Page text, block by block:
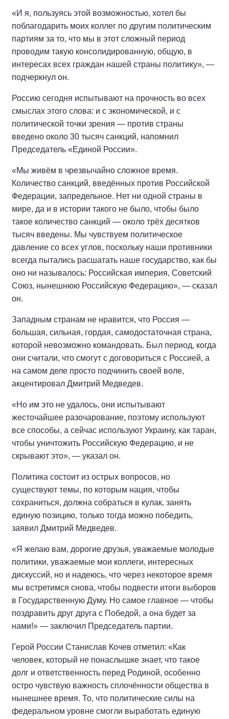
«И я, пользуясь этой возможностью, хотел бы
поблагодарить моих коллег по другим политическим
партиям за то, что мы в этот сложный период
проводим такую консолидированную, общую, в
интересах всех граждан нашей страны политику», —
подчеркнул он.
Россию сегодня испытывают на прочность во всех
смыслах этого слова: и с экономической, и с
политической точки зрения — против страны
введено около 30 тысяч санкций, напомнил
Председатель «Единой России».
«Мы живём в чрезвычайно сложное время.
Количество санкций, введённых против Российской
Федерации, запредельное. Нет ни одной страны в
мире, да и в истории такого не было, чтобы было
такое количество санкций — около трёх десятков
тысяч введены. Мы чувствуем политическое
давление со всех углов, поскольку наши противники
всегда пытались расшатать наше государство, как бы
оно ни называлось: Российская империя, Советский
Союз, нынешнюю Российскую Федерацию», — сказал
он.
Западным странам не нравится, что Россия —
большая, сильная, гордая, самодостаточная страна,
которой невозможно командовать. Был период, когда
они считали, что смогут с договориться с Россией, а
на самом деле просто подчинить своей воле,
акцентировал Дмитрий Медведев.
«Но им это не удалось, они испытывают
жесточайшее разочарование, поэтому используют
все способы, а сейчас используют Украину, как таран,
чтобы уничтожить Российскую Федерацию, и не
скрывают это», — указал он.
Политика состоит из острых вопросов, но
существуют темы, по которым нация, чтобы
сохраниться, должна собраться в кулак, занять
единую позицию, только тогда можно победить,
заявил Дмитрий Медведев.
«Я желаю вам, дорогие друзья, уважаемые молодые
политики, уважаемые мои коллеги, интересных
дискуссий, но и надеюсь, что через некоторое время
мы встретимся снова, чтобы подвести итоги выборов
в Государственную Думу. Но самое главное — чтобы
поздравить друг друга с Победой, а она будет за
нами!» — заключил Председатель партии.
Герой России Станислав Кочев отметил: «Как
человек, который не понаслышке знает, что такое
долг и ответственность перед Родиной, особенно
остро чувствую важность сплочённости общества в
нынешнее время. То, что политические силы на
федеральном уровне смогли выработать единую